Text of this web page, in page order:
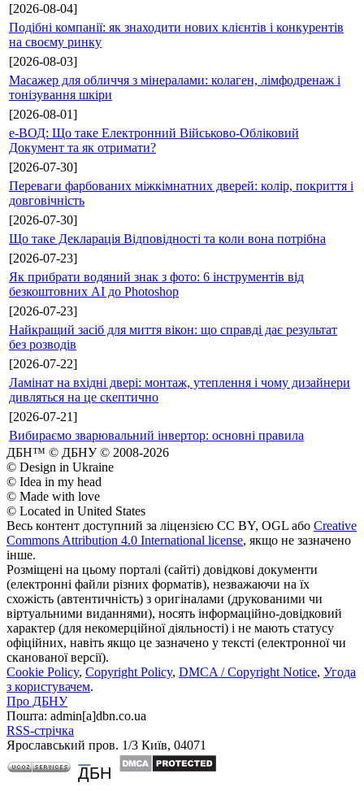
[2026-08-04]
Подібні компанії: як знаходити нових клієнтів і конкурентів
на своєму ринку
[2026-08-03]
Масажер для обличчя з мінералами: колаген, лімфодренаж і
тонізування шкіри
[2026-08-01]
е-ВОД: Що таке Електронний Військово-Обліковий
Документ та як отримати?
[2026-07-30]
Переваги фарбованих міжкімнатних дверей: колір, покриття і
довговічність
[2026-07-30]
Що таке Декларація Відповідності та коли вона потрібна
[2026-07-23]
Як прибрати водяний знак з фото: 6 інструментів від
безкоштовних AI до Photoshop
[2026-07-23]
Найкращий засіб для миття вікон: що справді дає результат
без розводів
[2026-07-22]
Ламінат на вхідні двері: монтаж, утеплення і чому дизайнери
дивляться на це скептично
[2026-07-21]
Вибираємо зварювальний інвертор: основні правила
ДБН™ © ДБНУ © 2008-2026
© Design in Ukraine
© Idea in my head
© Made with love
© Located in United States
Весь контент доступний за ліцензією CC BY, OGL або Creative
Commons Attribution 4.0 International license, якщо не зазначено
інше.
Розміщені на цьому порталі (сайті) довідкові документи
(електронні файли різних форматів), незважаючи на їх
схожість (автентичність) з оригіналами (друкованими чи
віртуальними виданнями), носять інформаційно-довідковий
характер (для некомерційної діяльності) і не мають статусу
офіційних, навіть якщо це зазначено у тексті (електронної чи
сканованої версії).
Cookie Policy, Copyright Policy, DMCA / Copyright Notice, Угода
з користувачем.
Про ДБНУ
Пошта: admin[а]dbn.co.ua
RSS-стрічка
Ярославський пров. 1/3 Київ, 04071